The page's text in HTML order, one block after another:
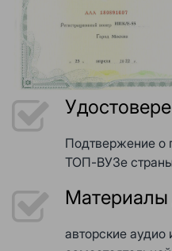
Подтвержение о
ТОП-ВУЗе
Материалы
авторские